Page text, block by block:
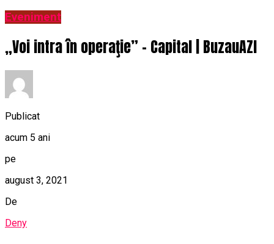
Eveniment
„Voi intra în operaţie” – Capital | BuzauAZI
Publicat
acum 5 ani
pe
august 3, 2021
De
Deny